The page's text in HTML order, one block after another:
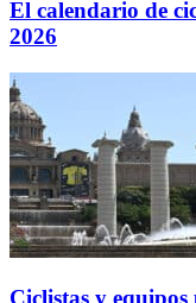
El calendario de
2026
Ciclistas y